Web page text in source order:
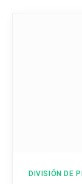
DIVISIÓN DE